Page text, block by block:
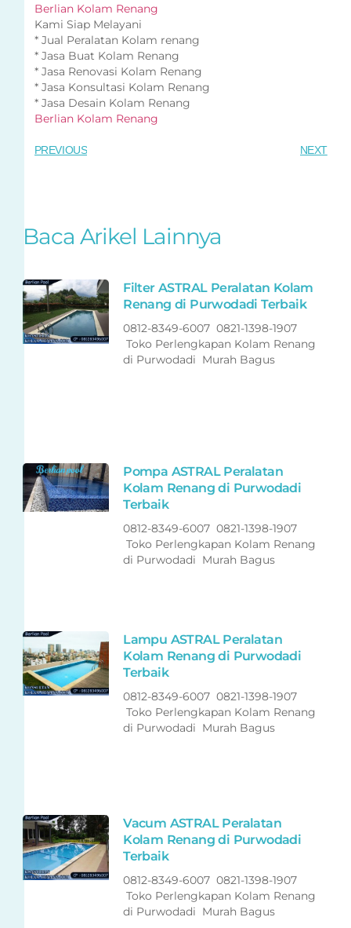
Berlian Kolam Renang
Kami Siap Melayani
* Jual Peralatan Kolam renang
* Jasa Buat Kolam Renang
* Jasa Renovasi Kolam Renang
* Jasa Konsultasi Kolam Renang
* Jasa Desain Kolam Renang
Berlian Kolam Renang
PREVIOUS NEXT
Baca Arikel Lainnya
Filter ASTRAL Peralatan Kolam
Renang di Purwodadi Terbaik
0812-8349-6007 0821-1398-1907
Toko Perlengkapan Kolam Renang
di Purwodadi Murah Bagus
Pompa ASTRAL Peralatan
Kolam Renang di Purwodadi
Terbaik
0812-8349-6007 0821-1398-1907
Toko Perlengkapan Kolam Renang
di Purwodadi Murah Bagus
Lampu ASTRAL Peralatan
Kolam Renang di Purwodadi
Terbaik
0812-8349-6007 0821-1398-1907
Toko Perlengkapan Kolam Renang
di Purwodadi Murah Bagus
Vacum ASTRAL Peralatan
Kolam Renang di Purwodadi
Terbaik
0812-8349-6007 0821-1398-1907
Toko Perlengkapan Kolam Renang
di Purwodadi Murah Bagus